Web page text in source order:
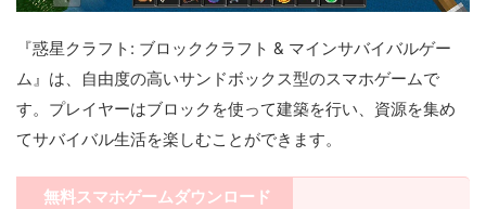
『惑星クラフト: ブロッククラフト & マインサバイバルゲー
ム』は、自由度の高いサンドボックス型のスマホゲームで
す。プレイヤーはブロックを使って建築を行い、資源を集め
てサバイバル生活を楽しむことができます。
無料スマホゲームダウンロード